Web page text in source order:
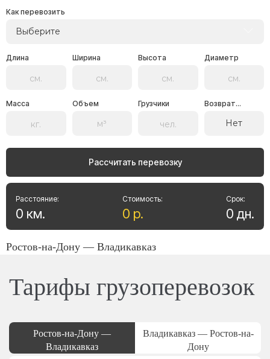
Как перевозить
Выберите
Длина Ширина Высота Диаметр
Масса Объем Грузчики Возврат...
Нет
Рассчитать перевозку
Стоимость:
0 р.
Расстояние:
0 км.
Срок:
0 дн.
Ростов-на-Дону — Владикавказ
Тарифы грузоперевозок
Ростов-на-Дону —
Владикавказ
Владикавказ — Ростов-на-
Дону